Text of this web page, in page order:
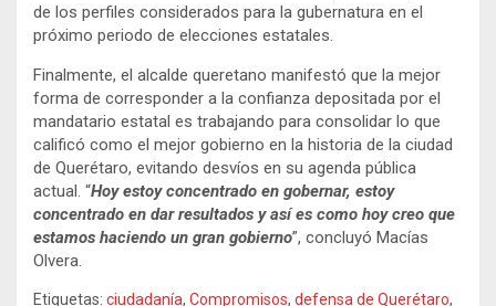
de los perfiles considerados para la gubernatura en el
próximo periodo de elecciones estatales.
Finalmente, el alcalde queretano manifestó que la mejor
forma de corresponder a la confianza depositada por el
mandatario estatal es trabajando para consolidar lo que
calificó como el mejor gobierno en la historia de la ciudad
de Querétaro, evitando desvíos en su agenda pública
actual. “Hoy estoy concentrado en gobernar, estoy
concentrado en dar resultados y así es como hoy creo que
estamos haciendo un gran gobierno”, concluyó Macías
Olvera.
Etiquetas: ciudadanía, Compromisos, defensa de Querétaro,